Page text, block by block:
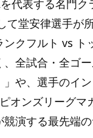
代表する名門
て堂安律選手が
クフルト vs ト
全試合・全ゴ
や、選手のイ
オンズリーグマ
演する最先端